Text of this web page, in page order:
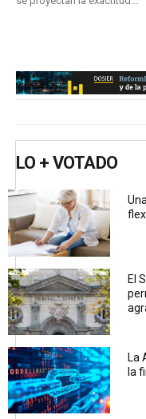
LO + VOTADO
El
La
la